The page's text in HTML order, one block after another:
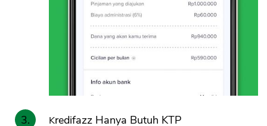
Kredifazz Hanya Butuh KTP